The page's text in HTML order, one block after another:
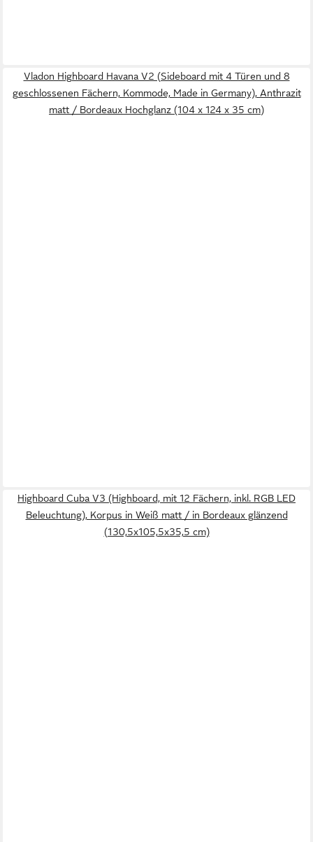
Vladon Highboard Havana V2 (Sideboard mit 4 Türen und 8
geschlossenen Fächern, Kommode, Made in Germany), Anthrazit
matt / Bordeaux Hochglanz (104 x 124 x 35 cm)
Highboard Cuba V3 (Highboard, mit 12 Fächern, inkl. RGB LED
Beleuchtung), Korpus in Weiß matt / in Bordeaux glänzend
(130,5x105,5x35,5 cm)